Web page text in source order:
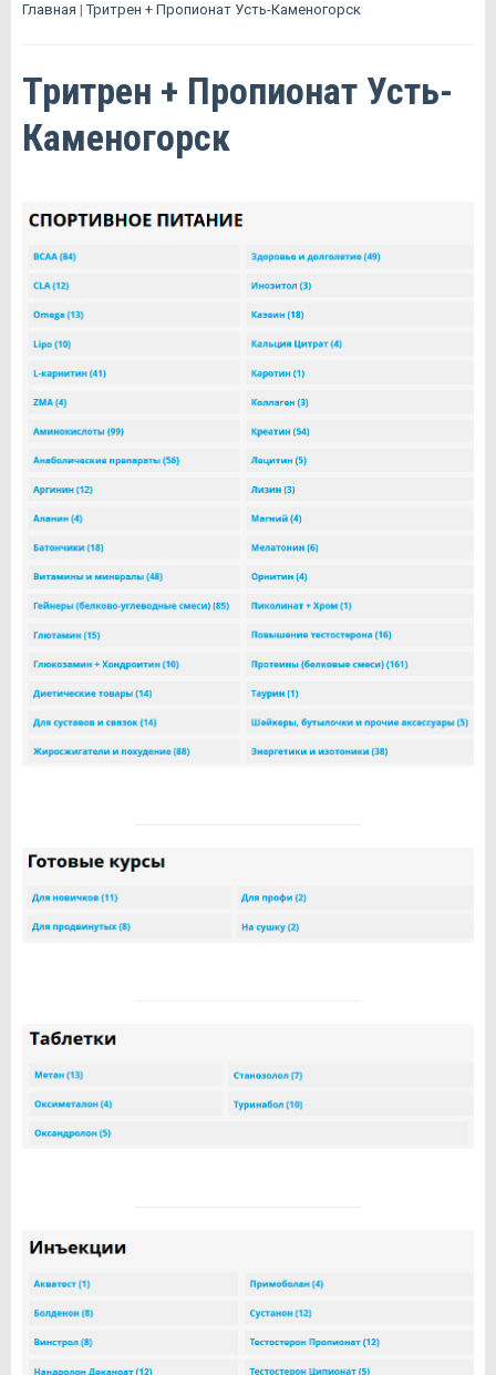
Главная |Тритрен + Пропионат Усть-Каменогорск
Тритрен + Пропионат Усть-
Каменогорск